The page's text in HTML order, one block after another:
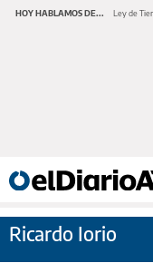
HOY HABLAMOS DE... Ley de
Ricardo Iorio